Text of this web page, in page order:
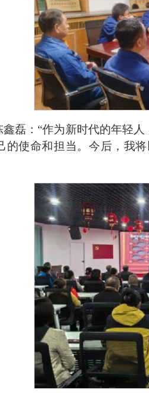
磊： “作为新时代的年轻
的使命和担当。今后，我